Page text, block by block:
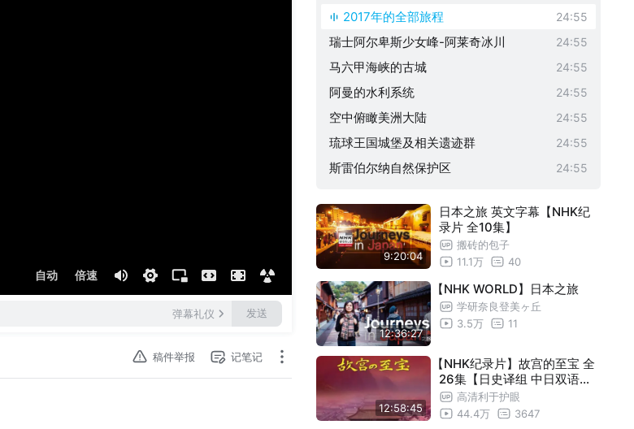
自动 倍速
弹幕礼仪 发送
稿件举报 记笔记
2017年的全部旅程 24:55
瑞士阿尔卑斯少女峰-阿莱奇冰川 24:55
马六甲海峡的古城 24:55
阿曼的水利系统 24:55
空中俯瞰美洲大陆 24:55
琉球王国城堡及相关遗迹群 24:55
斯雷伯尔纳自然保护区 24:55
乔金斯化石断崖 24:55
华沙历史古城
昆士兰湿热带地区
伊维萨岛的生物多样性和特有文化 24:55
播放1000集特别篇 桑盖火山（上）
播放1000集特别篇 桑盖火山（下）
埃尔比斯开诺鲸鱼禁渔区 24:55
日光的神社和寺院
伊瓜苏国家公园
9:20:04
日本之旅 英文字幕【NHK纪
录片 全10集】
搬砖的包子
11.1万
40
12:36:27
【NHK WORLD】日本之旅
学研奈良登美ヶ丘
3.5万
11
12:58:45
【NHK纪录片】故宫的至宝 全
26集【日史译组 中日双语字
幕】高清利于护眼
44.4万
3647